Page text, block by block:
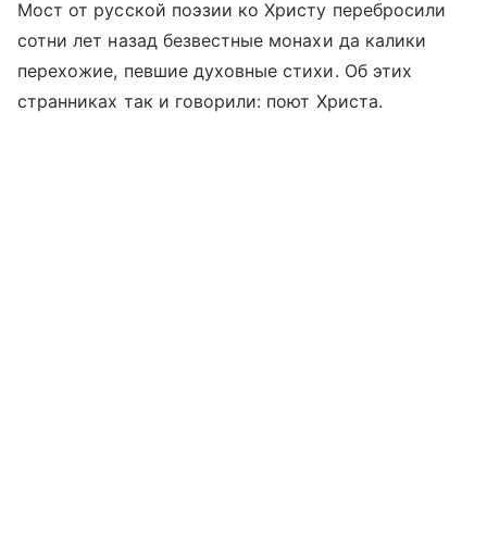
Мост от русской поэзии ко Христу перебросили
сотни лет назад безвестные монахи да калики
перехожие, певшие духовные стихи. Об этих
странниках так и говорили: поют Христа.